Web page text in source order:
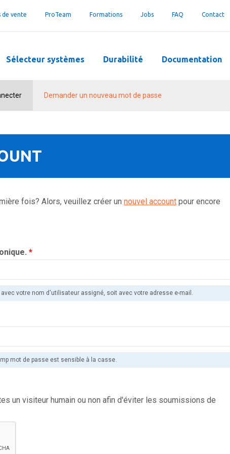
de vente ProTeam Formations Jobs FAQ Contact
Sélecteur systèmes Durabilité Documentation
Demander un nouveau mot de passe
fois? Alors, veuillez créer un nouvel account pour encore
*
votre nom d'utilisateur assigné, soit avec votre adresse e-mail.
mot de passe est sensible à la casse.
un visiteur humain ou non afin d'éviter les soumissions de